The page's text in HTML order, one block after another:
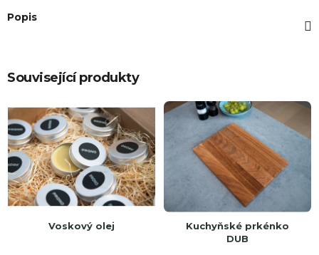
Popis
Související produkty
Voskový olej
Kuchyňské prkénko
DUB